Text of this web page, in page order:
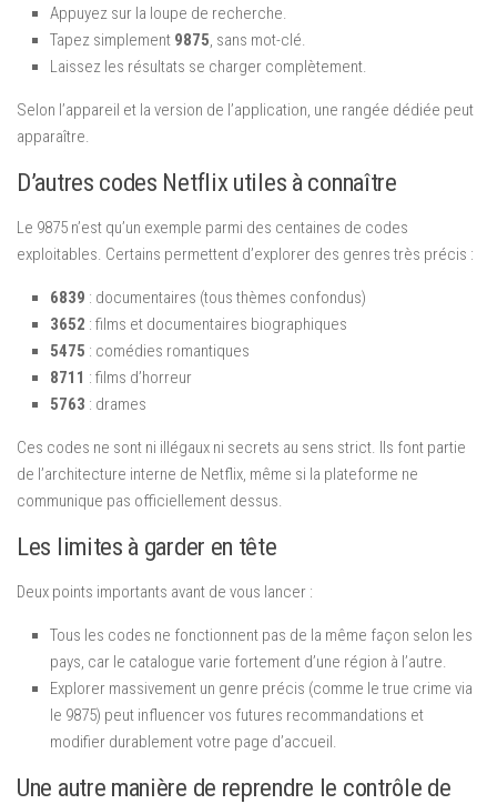
Appuyez sur la loupe de recherche.
Tapez simplement 9875, sans mot-clé.
Laissez les résultats se charger complètement.
Selon l’appareil et la version de l’application, une rangée dédiée peut
apparaître.
D’autres codes Netflix utiles à connaître
Le 9875 n’est qu’un exemple parmi des centaines de codes
exploitables. Certains permettent d’explorer des genres très précis :
6839 : documentaires (tous thèmes confondus)
3652 : films et documentaires biographiques
5475 : comédies romantiques
8711 : films d’horreur
5763 : drames
Ces codes ne sont ni illégaux ni secrets au sens strict. Ils font partie
de l’architecture interne de Netflix, même si la plateforme ne
communique pas officiellement dessus.
Les limites à garder en tête
Deux points importants avant de vous lancer :
Tous les codes ne fonctionnent pas de la même façon selon les
pays, car le catalogue varie fortement d’une région à l’autre.
Explorer massivement un genre précis (comme le true crime via
le 9875) peut influencer vos futures recommandations et
modifier durablement votre page d’accueil.
Une autre manière de reprendre le contrôle de